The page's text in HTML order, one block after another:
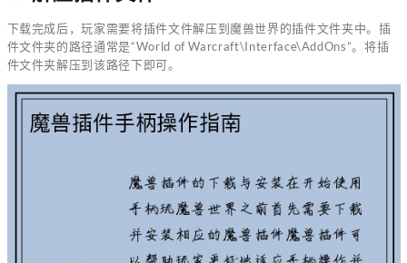
下载完成后，玩家需要将插件文件解压到魔兽世界的插件文件夹中。插
件文件夹的路径通常是“World of Warcraft\Interface\AddOns”。将插
件文件夹解压到该路径下即可。